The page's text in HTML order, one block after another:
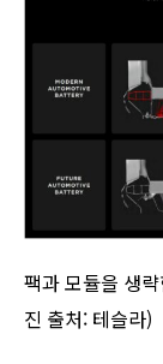
팩과 모듈을 생
진 출처: 테슬라)